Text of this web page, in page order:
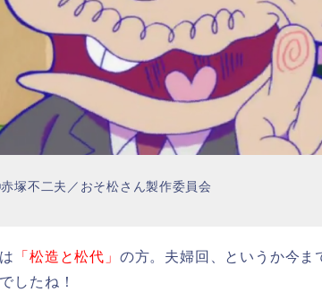
塚不二夫／おそ松さん製作委員会
「松造と松代」 の方。夫婦回、というか今ま
したね！